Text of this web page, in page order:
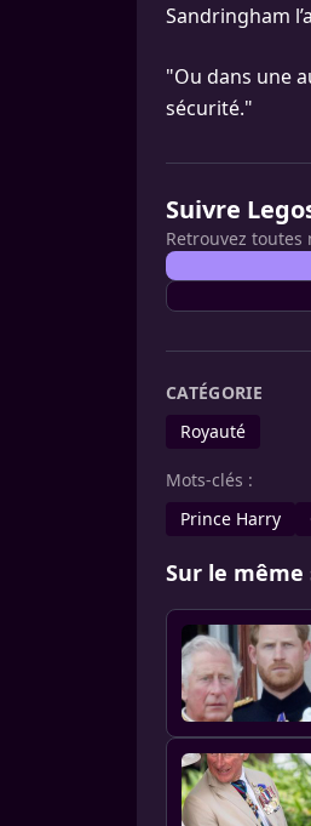
Sandringham
"Ou dans une
sécurité."
Suivre
Retrouvez toutes
CATÉGORIE
Royauté
Mots-clés :
Prince Harry
Sur le